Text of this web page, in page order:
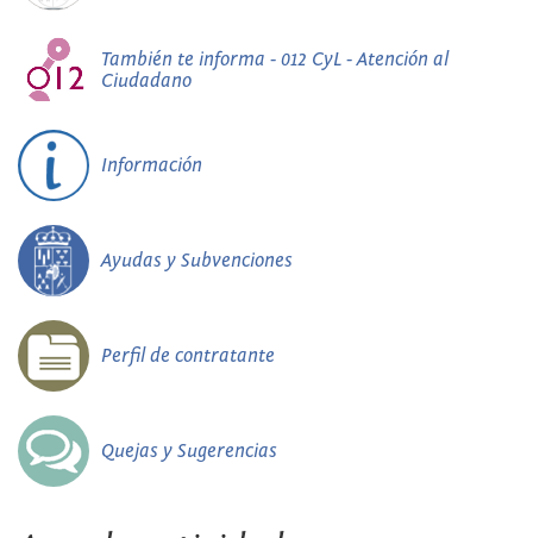
También te informa - 012 CyL - Atención al
Ciudadano
Información
Ayudas y Subvenciones
Perfil de contratante
Quejas y Sugerencias